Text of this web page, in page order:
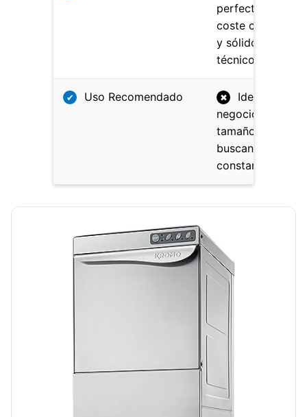
perfecto entre
coste
y sólido respaldo
técnico
✔ Uso Recomendado ✖
Ideal para
negocios de
tamaño medio
buscan fiabilidad
constante.